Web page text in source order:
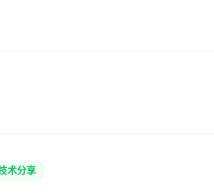
术分享